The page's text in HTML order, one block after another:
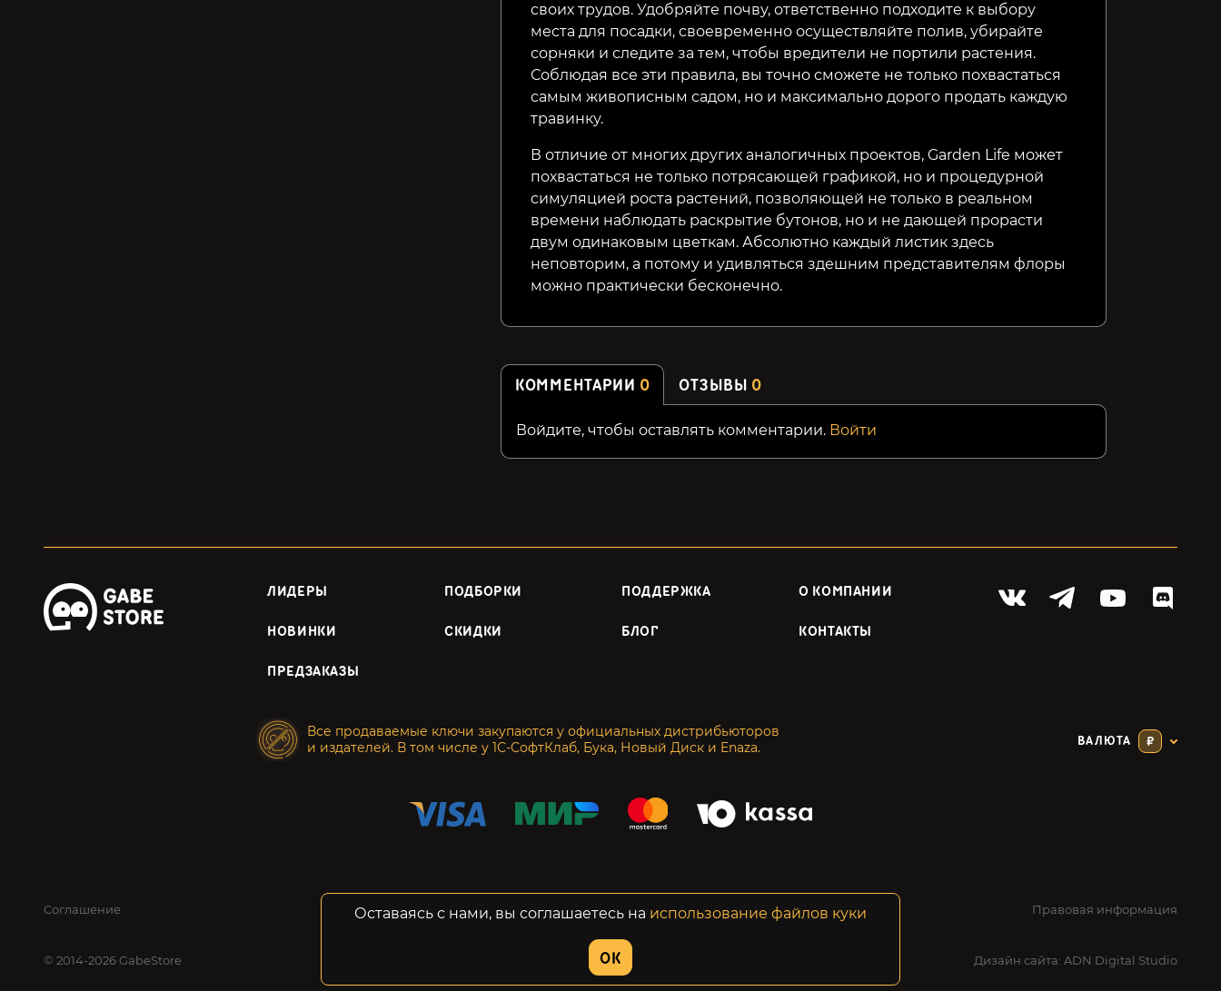
своих трудов. Удобряйте почву, ответственно подходите к выбору
места для посадки, своевременно осуществляйте полив, убирайте
сорняки и следите за тем, чтобы вредители не портили растения.
Соблюдая все эти правила, вы точно сможете не только похвастаться
самым живописным садом, но и максимально дорого продать каждую
травинку.
В отличие от многих других аналогичных проектов, Garden Life может
похвастаться не только потрясающей графикой, но и процедурной
симуляцией роста растений, позволяющей не только в реальном
времени наблюдать раскрытие бутонов, но и не дающей прорасти
двум одинаковым цветкам. Абсолютно каждый листик здесь
неповторим, а потому и удивляться здешним представителям флоры
можно практически бесконечно.
КОММЕНТАРИИ 0 ОТЗЫВЫ 0
Войдите, чтобы оставлять комментарии. Войти
ЛИДЕРЫ ПОДБОРКИ ПОДДЕРЖКА О КОМПАНИИ
НОВИНКИ СКИДКИ БЛОГ КОНТАКТЫ
ПРЕДЗАКАЗЫ
Все продаваемые ключи закупаются у официальных дистрибьюторов
и издателей. В том числе у 1С-СофтКлаб, Бука, Новый Диск и Enaza.
ВАЛЮТА ₽
Соглашение Конфиденциальность Возвраты Правовая информация
© 2014-2026 GabeStore Дизайн сайта: ADN Digital Studio
Оставаясь с нами, вы соглашаетесь на использование файлов куки
OK